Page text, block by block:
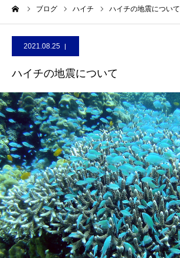
ブログ ハイチ ハイチの地震について
2021.08.25
ハイチの地震について